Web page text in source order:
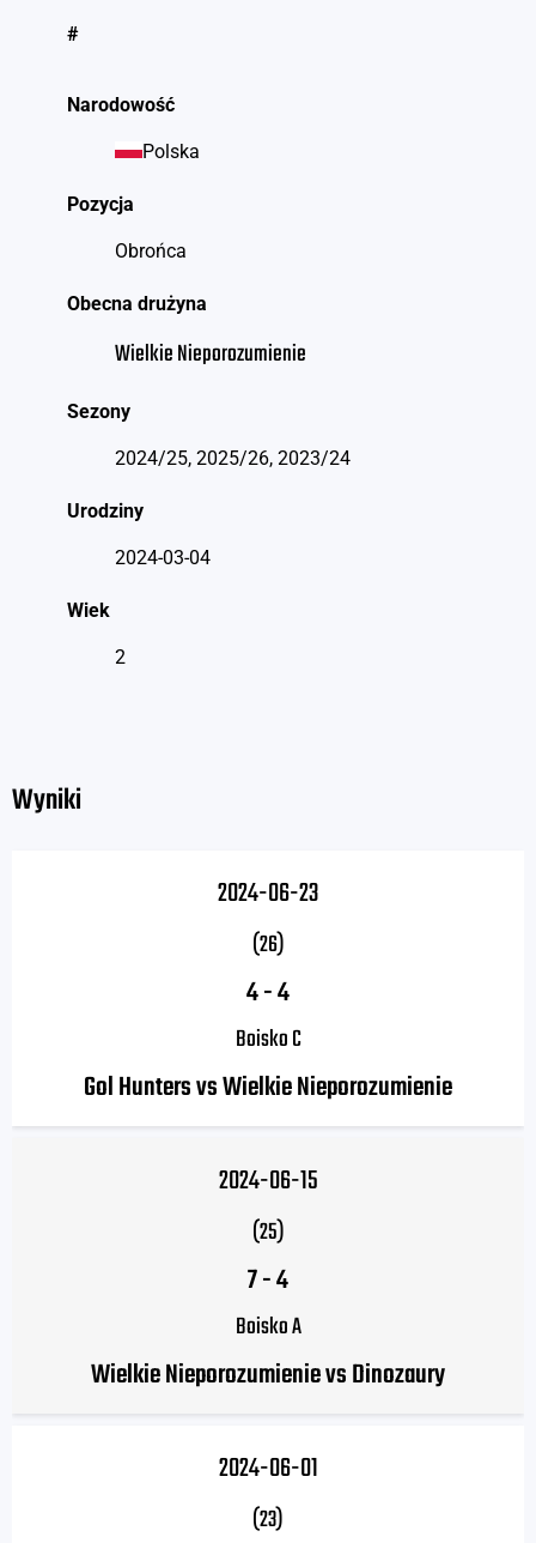
#
Narodowość
Polska
Pozycja
Obrońca
Obecna drużyna
Wielkie Nieporozumienie
Sezony
2024/25, 2025/26, 2023/24
Urodziny
2024-03-04
Wiek
2
Wyniki
2024-06-23
(26)
4-4
Boisko C
Gol Hunters vs Wielkie Nieporozumienie
2024-06-15
(25)
7-4
Boisko A
Wielkie Nieporozumienie vs Dinozaury
2024-06-01
(23)